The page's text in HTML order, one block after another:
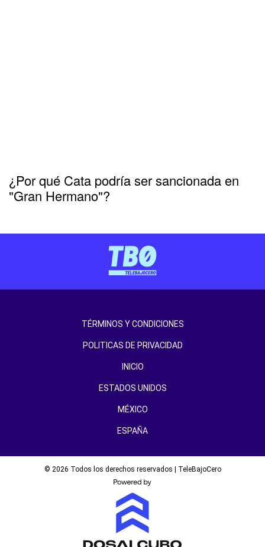
¿Por qué Cata podría ser sancionada en
"Gran Hermano"?
TÉRMINOS Y CONDICIONES
POLITICAS DE PRIVACIDAD
INICIO
ESTADOS UNIDOS
MÉXICO
ESPAÑA
© 2026 Todos los derechos reservados | TeleBajoCero